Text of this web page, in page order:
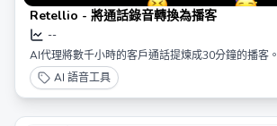
Retellio - 將通話錄音轉換為播客
--
AI代理將數千小時的客戶通話提煉成30分鐘的播客。
AI 語音工具